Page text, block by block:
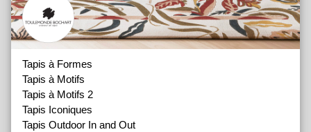
Tapis à Formes
Tapis à Motifs
Tapis à Motifs 2
Tapis Iconiques
Tapis Outdoor In and Out